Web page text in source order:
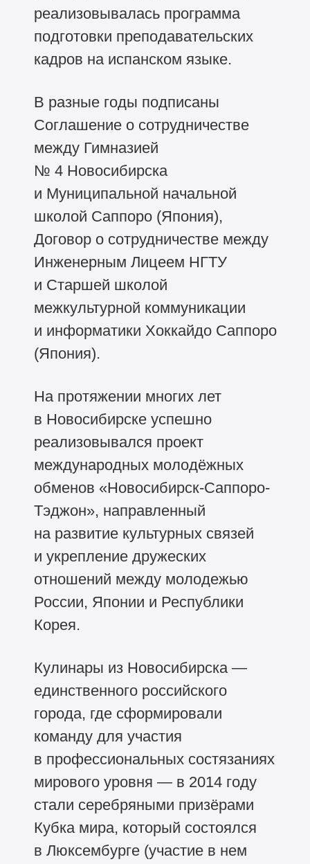
реализовывалась программа
подготовки преподавательских
кадров на испанском языке.
В разные годы подписаны
Соглашение о сотрудничестве
между Гимназией
№ 4 Новосибирска
и Муниципальной начальной
школой Саппоро (Япония),
Договор о сотрудничестве между
Инженерным Лицеем НГТУ
и Старшей школой
межкультурной коммуникации
и информатики Хоккайдо Саппоро
(Япония).
На протяжении многих лет
в Новосибирске успешно
реализовывался проект
международных молодёжных
обменов «Новосибирск-Саппоро-
Тэджон», направленный
на развитие культурных связей
и укрепление дружеских
отношений между молодежью
России, Японии и Республики
Корея.
Кулинары из Новосибирска —
единственного российского
города, где сформировали
команду для участия
в профессиональных состязаниях
мирового уровня — в 2014 году
стали серебряными призёрами
Кубка мира, который состоялся
в Люксембурге (участие в нем